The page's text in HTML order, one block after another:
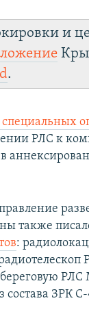
и
.
РЛС к
также
:
береговую
ЗРК